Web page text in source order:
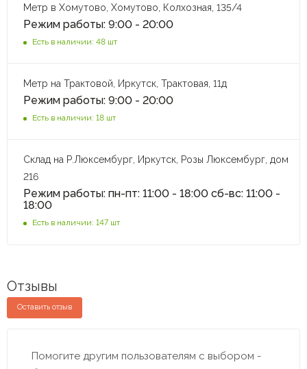
Метр в Хомутово, Хомутово, Колхозная, 135/4
Режим работы: 9:00 - 20:00
Есть в наличии: 48 шт
Метр на Трактовой, Иркутск, Трактовая, 11д
Режим работы: 9:00 - 20:00
Есть в наличии: 18 шт
Склад на Р.Люксембург, Иркутск, Розы Люксембург, дом
216
Режим работы: пн-пт: 11:00 - 18:00 сб-вс: 11:00 -
18:00
Есть в наличии: 147 шт
Отзывы
Оставить отзыв
Помогите другим пользователям с выбором -